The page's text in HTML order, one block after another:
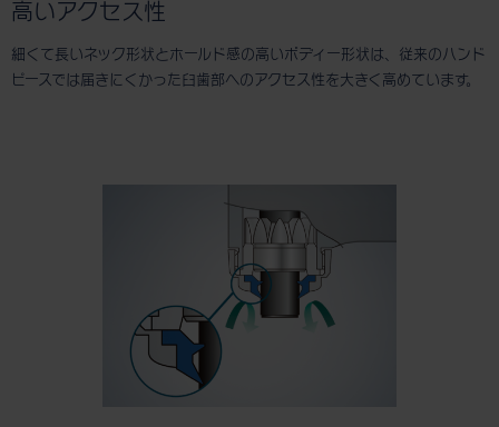
高いアクセス性
細くて長いネック形状とホールド感の高いボディー形状は、従来のハンド
ピースでは届きにくかった臼歯部へのアクセス性を大きく高めています。